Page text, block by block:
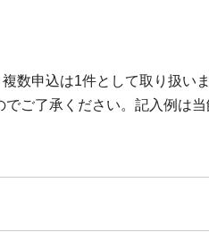
申込は1件として取り扱い
ご了承ください。記入例は